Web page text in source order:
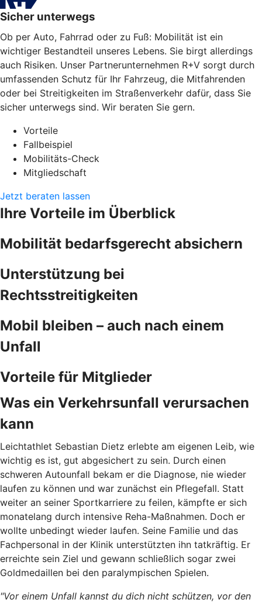
Sicher unterwegs
Ob per Auto, Fahrrad oder zu Fuß: Mobilität ist ein
wichtiger Bestandteil unseres Lebens. Sie birgt allerdings
auch Risiken. Unser Partnerunternehmen R+V sorgt durch
umfassenden Schutz für Ihr Fahrzeug, die Mitfahrenden
oder bei Streitigkeiten im Straßenverkehr dafür, dass Sie
sicher unterwegs sind. Wir beraten Sie gern.
Vorteile
Fallbeispiel
Mobilitäts-Check
Mitgliedschaft
Jetzt beraten lassen
Ihre Vorteile im Überblick
Mobilität bedarfsgerecht absichern
Unterstützung bei
Rechtsstreitigkeiten
Mobil bleiben – auch nach einem
Unfall
Vorteile für Mitglieder
Was ein Verkehrsunfall verursachen
kann
Leichtathlet Sebastian Dietz erlebte am eigenen Leib, wie
wichtig es ist, gut abgesichert zu sein. Durch einen
schweren Autounfall bekam er die Diagnose, nie wieder
laufen zu können und war zunächst ein Pflegefall. Statt
weiter an seiner Sportkarriere zu feilen, kämpfte er sich
monatelang durch intensive Reha-Maßnahmen. Doch er
wollte unbedingt wieder laufen. Seine Familie und das
Fachpersonal in der Klinik unterstützten ihn tatkräftig. Er
erreichte sein Ziel und gewann schließlich sogar zwei
Goldmedaillen bei den paralympischen Spielen.
"Vor einem Unfall kannst du dich nicht schützen, vor den